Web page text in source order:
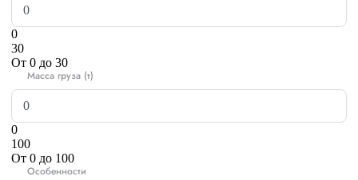
0
30
От 0 до 30
Масса груза (т)
0
100
От 0 до 100
Особенности